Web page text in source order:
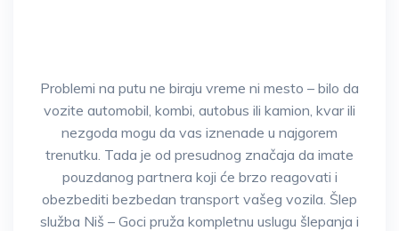
Problemi na putu ne biraju vreme ni mesto – bilo da
vozite automobil, kombi, autobus ili kamion, kvar ili
nezgoda mogu da vas iznenade u najgorem
trenutku. Tada je od presudnog značaja da imate
pouzdanog partnera koji će brzo reagovati i
obezbediti bezbedan transport vašeg vozila. Šlep
služba Niš – Goci pruža kompletnu uslugu šlepanja i